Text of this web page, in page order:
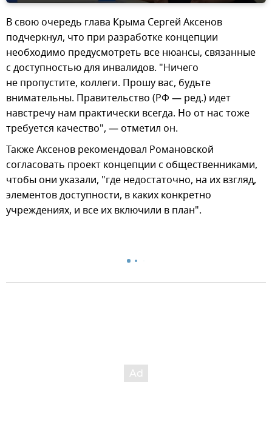
В свою очередь глава Крыма Сергей Аксенов
подчеркнул, что при разработке концепции
необходимо предусмотреть все нюансы, связанные
с доступностью для инвалидов. "Ничего
не пропустите, коллеги. Прошу вас, будьте
внимательны. Правительство (РФ — ред.) идет
навстречу нам практически всегда. Но от нас тоже
требуется качество", — отметил он.
Также Аксенов рекомендовал Романовской
согласовать проект концепции с общественниками,
чтобы они указали, "где недостаточно, на их взгляд,
элементов доступности, в каких конкретно
учреждениях, и все их включили в план".